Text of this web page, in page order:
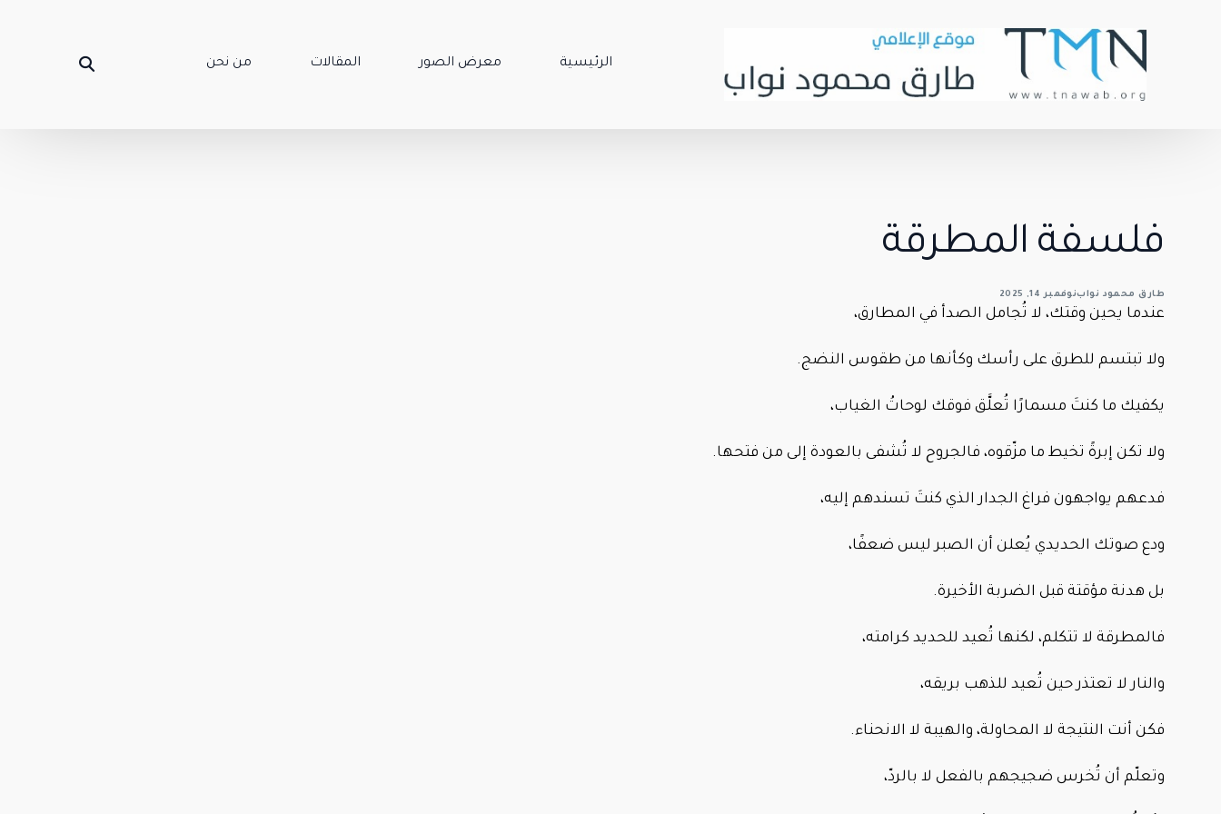
الرئيسية معرض الصور المقالات من نحن
فلسفة المطرقة
طارق محمود نوابنوفمبر 14, 2025
عندما يحين وقتك، لا تُجامل الصدأ في المطارق،
ولا تبتسم للطرق على رأسك وكأنها من طقوس النضج.
يكفيك ما كنتَ مسمارًا تُعلَّق فوقك لوحاتُ الغياب،
ولا تكن إبرةً تخيط ما مزّقوه، فالجروح لا تُشفى بالعودة إلى من فتحها.
فدعهم يواجهون فراغ الجدار الذي كنتَ تسندهم إليه،
ودع صوتك الحديدي يُعلن أن الصبر ليس ضعفًا،
بل هدنة مؤقتة قبل الضربة الأخيرة.
فالمطرقة لا تتكلم، لكنها تُعيد للحديد كرامته،
والنار لا تعتذر حين تُعيد للذهب بريقه،
فكن أنت النتيجة لا المحاولة، والهيبة لا الانحناء.
وتعلّم أن تُخرس ضجيجهم بالفعل لا بالردّ،